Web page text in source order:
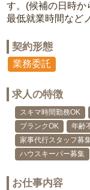
す。(候補の日時か
最低就業時間など
契約形態
業務委託
求人の特徴
スキマ時間勤務OK
ブランクOK
年齢
家事代行スタッフ募
ハウスキーパー募集
お仕事内容